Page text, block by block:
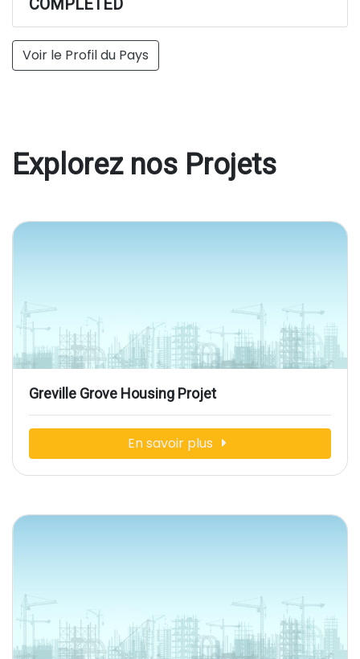
Voir le Profil du Pays
COMPLETED
Explorez nos Projets
Greville Grove Housing Projet
En savoir plus